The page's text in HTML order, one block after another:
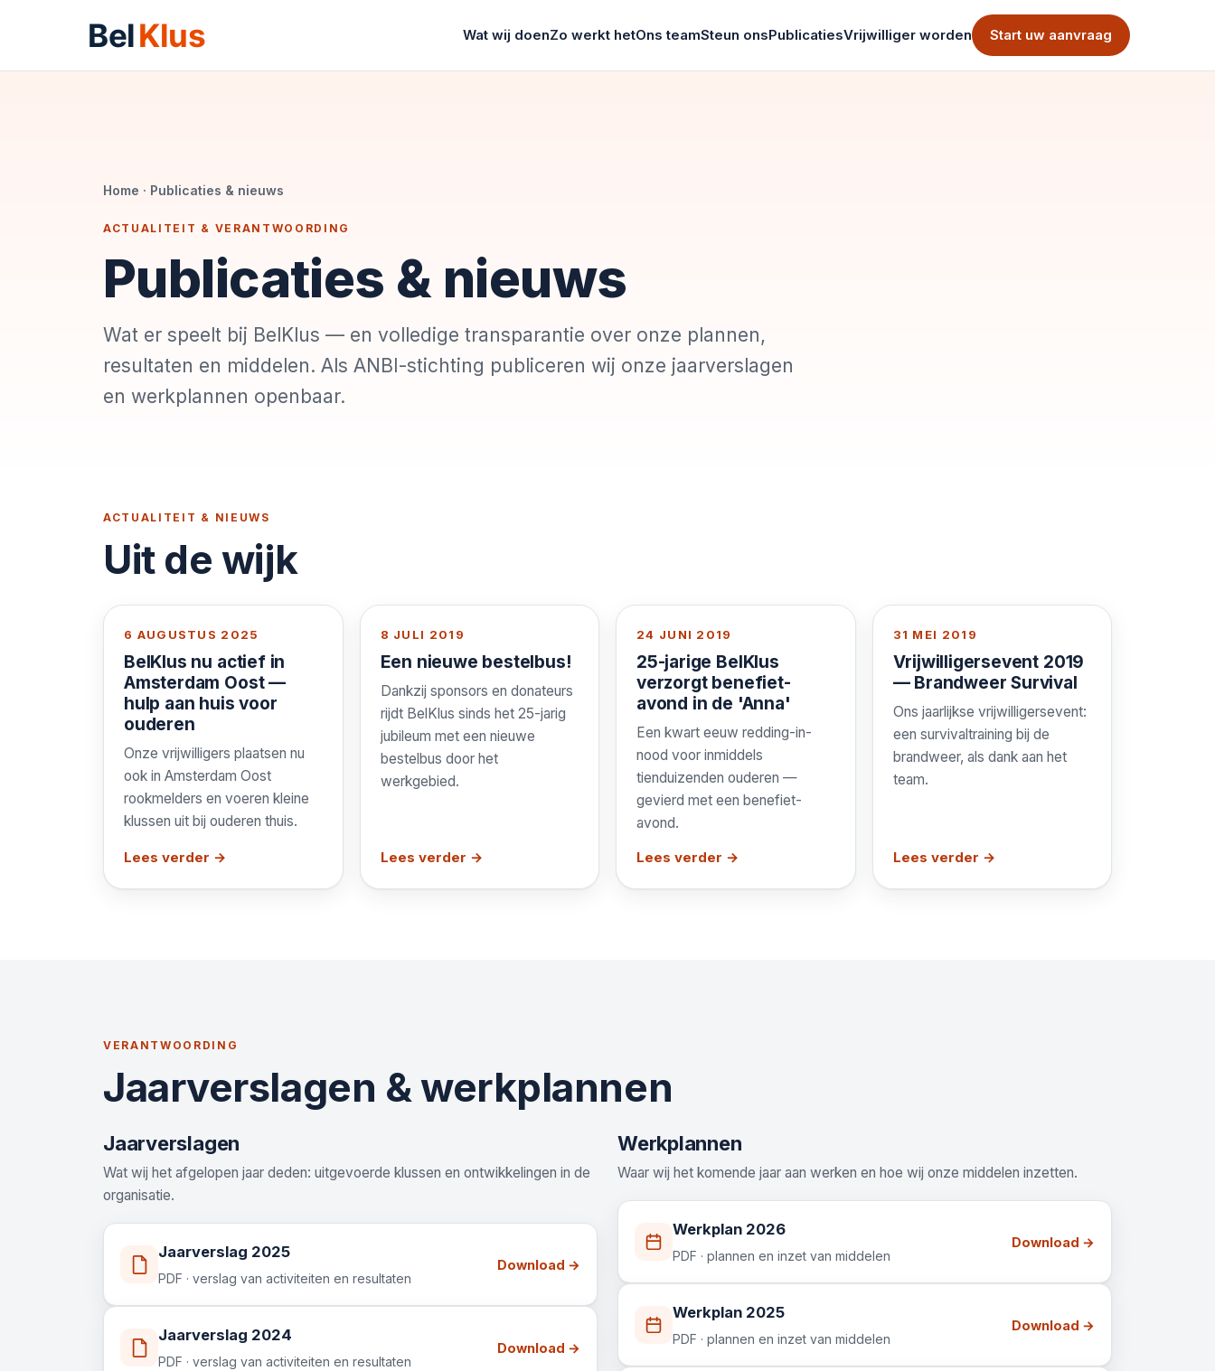
Wat wij doenZo werkt hetOns teamSteun onsPublicatiesVrijwilliger worden Start uw aanvraag
Home · Publicaties & nieuws
ACTUALITEIT & VERANTWOORDING
Publicaties & nieuws
Wat er speelt bij BelKlus — en volledige transparantie over onze plannen,
resultaten en middelen. Als ANBI-stichting publiceren wij onze jaarverslagen
en werkplannen openbaar.
ACTUALITEIT & NIEUWS
Uit de wijk
6 AUGUSTUS 2025
BelKlus nu actief in
Amsterdam Oost —
hulp aan huis voor
ouderen
Onze vrijwilligers plaatsen nu
ook in Amsterdam Oost
rookmelders en voeren kleine
klussen uit bij ouderen thuis.
Lees verder →
8 JULI 2019
Een nieuwe bestelbus!
Dankzij sponsors en donateurs
rijdt BelKlus sinds het 25-jarig
jubileum met een nieuwe
bestelbus door het
werkgebied.
Lees verder →
24 JUNI 2019
25-jarige BelKlus
verzorgt benefiet-
avond in de 'Anna'
Een kwart eeuw redding-in-
nood voor inmiddels
tienduizenden ouderen —
gevierd met een benefiet-
avond.
Lees verder →
31 MEI 2019
Vrijwilligersevent 2019
— Brandweer Survival
Ons jaarlijkse vrijwilligersevent:
een survivaltraining bij de
brandweer, als dank aan het
team.
Lees verder →
VERANTWOORDING
Jaarverslagen & werkplannen
Jaarverslagen
Wat wij het afgelopen jaar deden: uitgevoerde klussen en ontwikkelingen in de
organisatie.
Jaarverslag 2025
PDF · verslag van activiteiten en resultaten
Download →
Jaarverslag 2024
PDF · verslag van activiteiten en resultaten
Download →
Werkplannen
Waar wij het komende jaar aan werken en hoe wij onze middelen inzetten.
Werkplan 2026
PDF · plannen en inzet van middelen
Download →
Werkplan 2025
PDF · plannen en inzet van middelen
Download →